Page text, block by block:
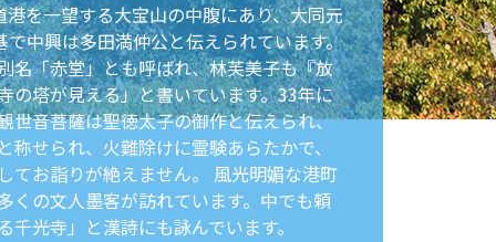
を一望する大宝山の中腹にあり、大同元
中興は多田満仲公と伝えられています。
名「赤堂」とも呼ばれ、林芙美子も『放
の塔が見える」と書いています。33年に
世音菩薩は聖徳太子の御作と伝えられ、
せられ、火難除けに霊験あらたかで、
てお詣りが絶えません。 風光明媚な港町
くの文人墨客が訪れています。中でも頼
光寺」と漢詩にも詠んでいます。